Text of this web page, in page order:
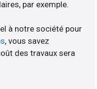
par exemple.
à notre société pour
, vous savez
des travaux sera